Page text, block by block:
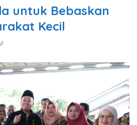
untuk Bebaskan
Kecil